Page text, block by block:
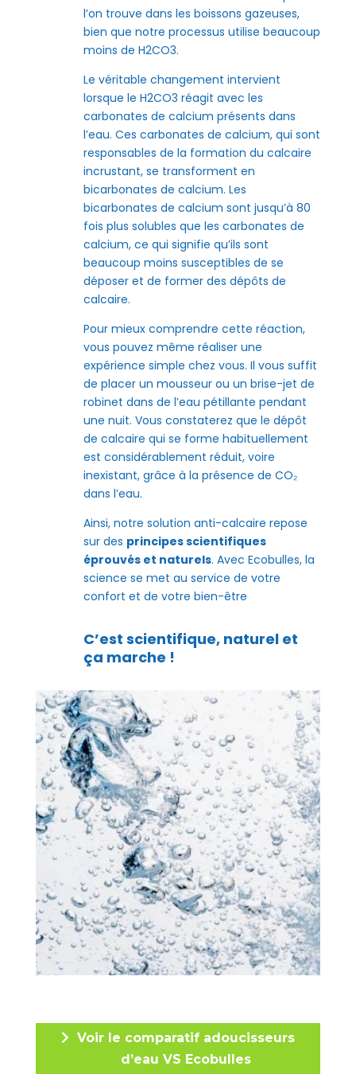
l’on trouve dans les boissons gazeuses,
bien que notre processus utilise beaucoup
moins de H2CO3.
Le véritable changement intervient
lorsque le H2CO3 réagit avec les
carbonates de calcium présents dans
l’eau. Ces carbonates de calcium, qui sont
responsables de la formation du calcaire
incrustant, se transforment en
bicarbonates de calcium. Les
bicarbonates de calcium sont jusqu’à 80
fois plus solubles que les carbonates de
calcium, ce qui signifie qu’ils sont
beaucoup moins susceptibles de se
déposer et de former des dépôts de
calcaire.
Pour mieux comprendre cette réaction,
vous pouvez même réaliser une
expérience simple chez vous. Il vous suffit
de placer un mousseur ou un brise-jet de
robinet dans de l’eau pétillante pendant
une nuit. Vous constaterez que le dépôt
de calcaire qui se forme habituellement
est considérablement réduit, voire
inexistant, grâce à la présence de CO₂
dans l’eau.
Ainsi, notre solution anti-calcaire repose
sur des principes scientifiques
éprouvés et naturels. Avec Ecobulles, la
science se met au service de votre
confort et de votre bien-être
C’est scientifique, naturel et
ça marche !
Voir le comparatif adoucisseurs
d’eau VS Ecobulles